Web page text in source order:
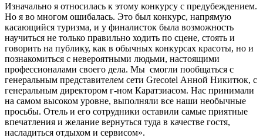
Изначально я относилась к этому конкурсу с предубеждением.
Но я во многом ошибалась. Это был конкурс, напрямую
касающийся туризма, и у финалисток была возможность
научиться не только правильно ходить по сцене, стоять и
говорить на публику, как в обычных конкурсах красоты, но и
познакомиться с невероятными людьми, настоящими
профессионалами своего дела. Мы смогли пообщаться с
генеральным представителем сети Grecotel Анной Никитюк, с
генеральным директором г-ном Каратзиасом. Нас принимали
на самом высоком уровне, выполняли все наши необычные
просьбы. Отель и его сотрудники оставили самые приятные
впечатления и желание вернуться туда в качестве гостя,
насладиться отдыхом и сервисом».